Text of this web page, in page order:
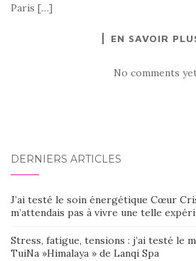
Paris […]
EN SAVOIR
No comments
DERNIERS ARTICLES
J’ai testé le soin énergétique Cœur
m’attendais pas à vivre une telle
Stress, fatigue, tensions : j’ai testé le
TuiNa »Himalaya » de Lanqi Spa